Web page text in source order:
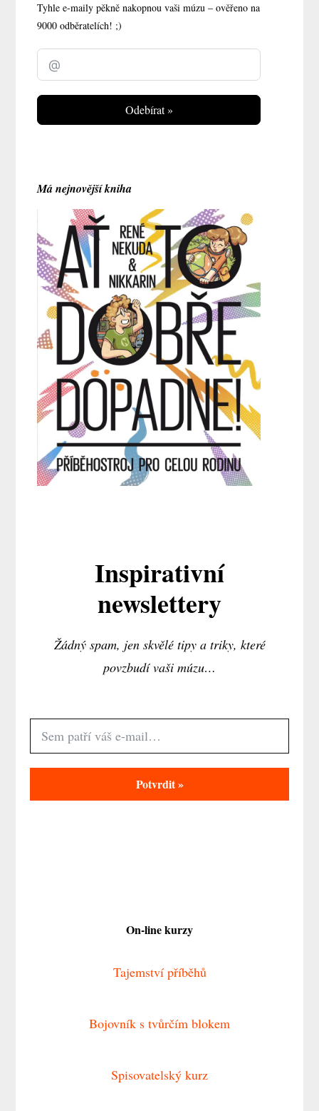
Tyhle e-maily pěkně nakopnou vaši múzu – ověřeno na
9000 odběratelích! ;)
Odebírat »
Má nejnovější kniha
Inspirativní
newslettery
Žádný spam, jen skvělé tipy a triky, které
povzbudí vaši múzu…
Potvrdit »
On-line kurzy
Tajemství příběhů
Bojovník s tvůrčím blokem
Spisovatelský kurz